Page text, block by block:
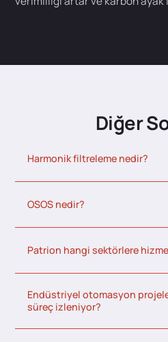
Diğer
Harmonik filtreleme nedir?
OSOS nedir?
Patrion hangi sektörlere
Endüstriyel otomasyon
süreç izleniyor?